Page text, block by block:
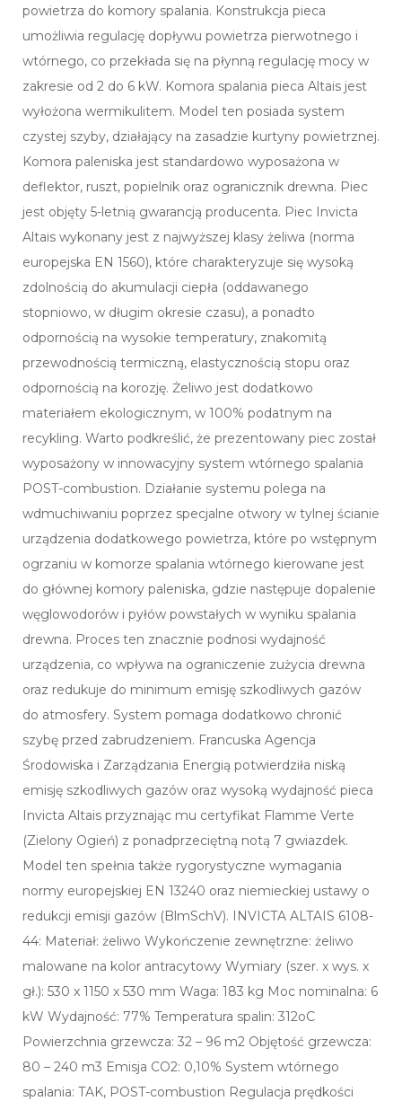
powietrza do komory spalania. Konstrukcja pieca
umożliwia regulację dopływu powietrza pierwotnego i
wtórnego, co przekłada się na płynną regulację mocy w
zakresie od 2 do 6 kW. Komora spalania pieca Altais jest
wyłożona wermikulitem. Model ten posiada system
czystej szyby, działający na zasadzie kurtyny powietrznej.
Komora paleniska jest standardowo wyposażona w
deflektor, ruszt, popielnik oraz ogranicznik drewna. Piec
jest objęty 5-letnią gwarancją producenta. Piec Invicta
Altais wykonany jest z najwyższej klasy żeliwa (norma
europejska EN 1560), które charakteryzuje się wysoką
zdolnością do akumulacji ciepła (oddawanego
stopniowo, w długim okresie czasu), a ponadto
odpornością na wysokie temperatury, znakomitą
przewodnością termiczną, elastycznością stopu oraz
odpornością na korozję. Żeliwo jest dodatkowo
materiałem ekologicznym, w 100% podatnym na
recykling. Warto podkreślić, że prezentowany piec został
wyposażony w innowacyjny system wtórnego spalania
POST-combustion. Działanie systemu polega na
wdmuchiwaniu poprzez specjalne otwory w tylnej ścianie
urządzenia dodatkowego powietrza, które po wstępnym
ogrzaniu w komorze spalania wtórnego kierowane jest
do głównej komory paleniska, gdzie następuje dopalenie
węglowodorów i pyłów powstałych w wyniku spalania
drewna. Proces ten znacznie podnosi wydajność
urządzenia, co wpływa na ograniczenie zużycia drewna
oraz redukuje do minimum emisję szkodliwych gazów
do atmosfery. System pomaga dodatkowo chronić
szybę przed zabrudzeniem. Francuska Agencja
Środowiska i Zarządzania Energią potwierdziła niską
emisję szkodliwych gazów oraz wysoką wydajność pieca
Invicta Altais przyznając mu certyfikat Flamme Verte
(Zielony Ogień) z ponadprzeciętną notą 7 gwiazdek.
Model ten spełnia także rygorystyczne wymagania
normy europejskiej EN 13240 oraz niemieckiej ustawy o
redukcji emisji gazów (BlmSchV). INVICTA ALTAIS 6108-
44: Materiał: żeliwo Wykończenie zewnętrzne: żeliwo
malowane na kolor antracytowy Wymiary (szer. x wys. x
gł.): 530 x 1150 x 530 mm Waga: 183 kg Moc nominalna: 6
kW Wydajność: 77% Temperatura spalin: 312oC
Powierzchnia grzewcza: 32 – 96 m2 Objętość grzewcza:
80 – 240 m3 Emisja CO2: 0,10% System wtórnego
spalania: TAK, POST-combustion Regulacja prędkości